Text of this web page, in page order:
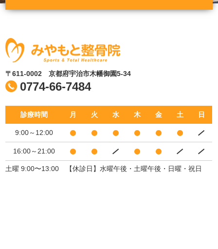
〒611-0002 京都府宇治市木幡御園5-34
0774-66-7484
診療時間 月 火 水 木 金 土 日
9:00～12:00
16:00～21:00
土曜 9:00〜13:00 【休診日】水曜午後・土曜午後・日曜・祝日